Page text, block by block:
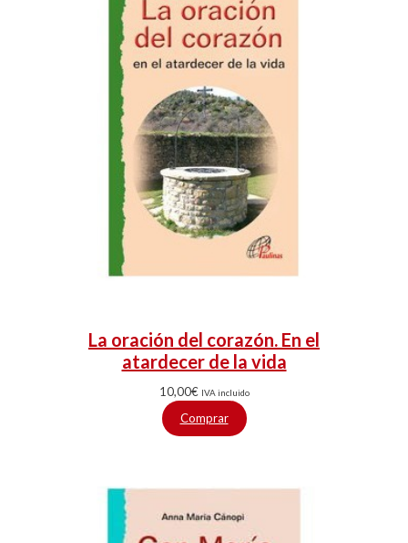
La oración del corazón. En el
atardecer de la vida
10,00€ IVA incluido
Comprar